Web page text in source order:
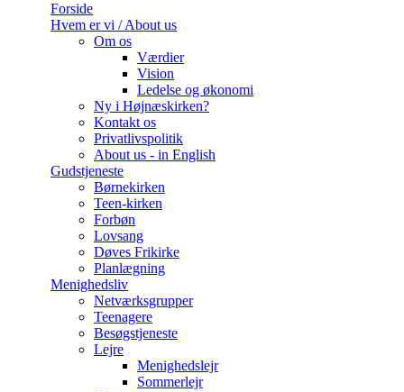
Forside
Hvem er vi / About us
Om os
Værdier
Vision
Ledelse og økonomi
Ny i Højnæskirken?
Kontakt os
Privatlivspolitik
About us - in English
Gudstjeneste
Børnekirken
Teen-kirken
Forbøn
Lovsang
Døves Frikirke
Planlægning
Menighedsliv
Netværksgrupper
Teenagere
Besøgstjeneste
Lejre
Menighedslejr
Sommerlejr